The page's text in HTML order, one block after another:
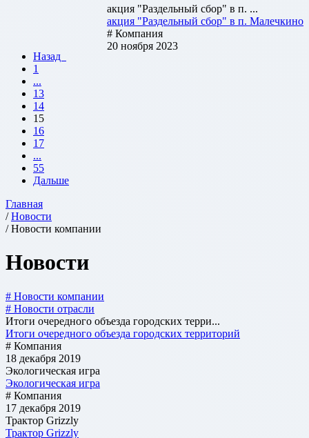
акция "Раздельный сбор" в п. ...
акция "Раздельный сбор" в п. Малечкино
# Компания
20 ноября 2023
Назад
1
...
13
14
15
16
17
...
55
Дальше
Главная
/Новости
/ Новости компании
Новости
# Новости компании
# Новости отрасли
Итоги очередного объезда городских терри...
Итоги очередного объезда городских территорий
# Компания
18 декабря 2019
Экологическая игра
Экологическая игра
# Компания
17 декабря 2019
Трактор Grizzly
Трактор Grizzly